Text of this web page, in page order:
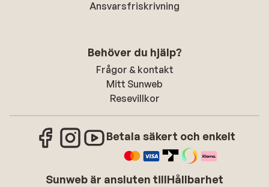
Ansvarsfriskrivning
Behöver du hjälp?
Frågor & kontakt
Mitt Sunweb
Resevillkor
Betala säkert och enkelt
Sunweb är ansluten tillHållbarhet